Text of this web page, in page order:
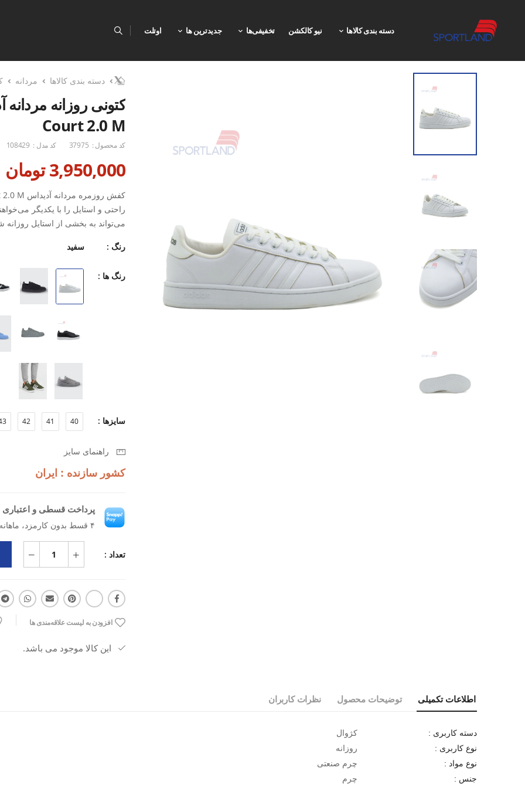
دسته بندی کالاها نیو کالکشن تخفیفی‌ها جدیدترین ها اوتلت
دسته بندی کالاها مردانه
Court 2.0 M
کد محصول : 37975 کد مدل : 108429
3,950,000 تومان
راحتی و استایل را با یکدیگر
می‌تواند به بخشی از استایل روزانه
بیشتر سپری کنید. علاوه بر این،
طراحی مدرن که به آسانی با
زیره سبک برای راحتی بیشتر در
قابلیت تنفس بالا برای جلوگیری از
اگر به دنبال کفشی هستید که
Grand Court 2.0 M انتخابی بی‌نظیر برای شما خواهد بود.
رنگ : سفید
رنگ ها :
سایزها : 40
41
42
راهنمای سایز
کشور سازنده : ایران
پرداخت قسطی و اعتباری
۴ قسط بدون کارمزد، ماهانه ۹۸۷٬۵۰۰ تومان
تعداد :
افزودن به لیست علاقه‌مندی ها
این کالا موجود می باشد.
اطلاعات تکمیلی توضیحات محصول نظرات کاربران
دسته کاربری : کژوال
نوع کاربری : روزانه
نوع مواد : چرم صنعتی
جنس : چرم